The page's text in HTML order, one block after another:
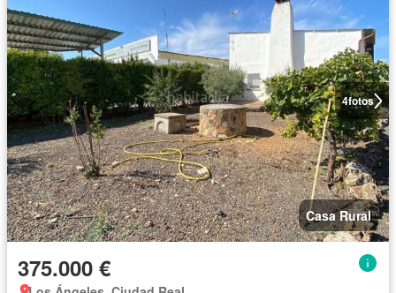
4fotos
Casa Rural
375.000 €